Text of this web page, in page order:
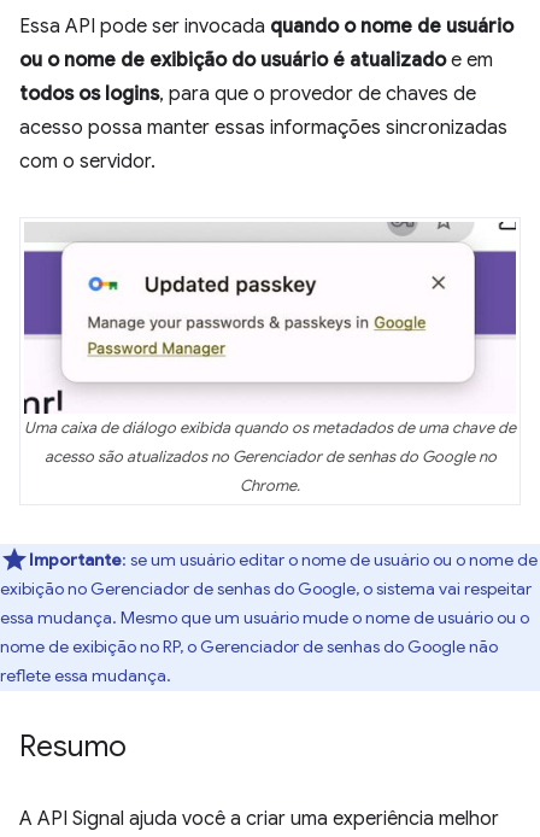
Essa API pode ser invocada quando o nome de usuário
ou o nome de exibição do usuário é atualizadoe em
todos os logins, para que o provedor de chaves de
acesso possa manter essas informações sincronizadas
com o servidor.
Uma caixa de diálogo exibida quando os metadados de uma chave de
acesso são atualizados no Gerenciador de senhas do Google no
Chrome.
Importante: se um usuário editar o nome de usuário ou o nome de
exibição no Gerenciador de senhas do Google, o sistema vai respeitar
essa mudança. Mesmo que um usuário mude o nome de usuário ou o
nome de exibição no RP, o Gerenciador de senhas do Google não
reflete essa mudança.
Resumo
A API Signal ajuda você a criar uma experiência melhor